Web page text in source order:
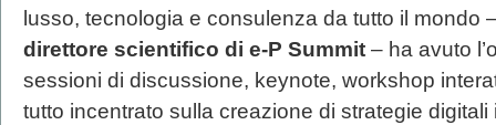
lusso, tecnologia e consulenza da tutto il mondo
direttore scientifico di e-P Summit – ha avuto
sessioni di discussione, keynote, workshop
tutto incentrato sulla creazione di strategie